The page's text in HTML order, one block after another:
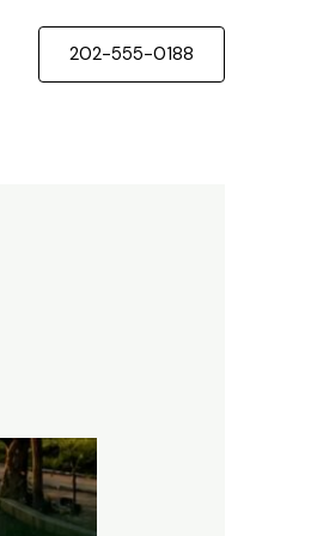
202-555-0188